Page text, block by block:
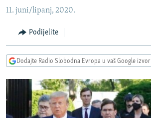
glavnu
navigaciju
Pređite
na
pretragu
CRNA GORA
VIZUELNO
INFOGRAFIKE
RAT U UKRAJINI
KINA NA BALKANU
RSE PRIČE IZ SVIJETA
11. juni/lipanj, 2020.
Podijelite
Dodajte Radio Slobodna Evropa u vaš Google izvor